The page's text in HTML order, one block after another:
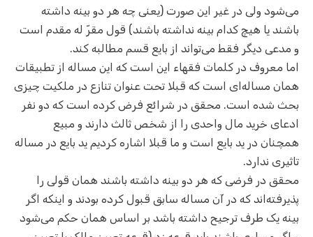
می‌شود ولی در غیر این صورت (یعنی چه هر دو بینه داشته
باشند یا هیچ کدام بینه نداشته باشند) قول مقرّ له مقدم است
و مدعی دیگر فقط می‌تواند از بایع قسم مطالبه کند.
اما معروف در کلمات فقهاء این است که این مساله از تطبیقات
همان مساله‌ای است که قبلا تحت عنوان تنازع در ملکیت چیزی
بحث شده است. محقق در شرائع فرض کرده است که دو نفر
ادعای خرید مال واحدی را از شخص ثالث دارند و مبیع
همچنان در ید بایع است و ما قبلا اشاره کردیم ید بایع در مساله
تاثیری ندارد.
محقق در فرضی که هر دو بینه داشته باشند همان قولی را
پذیرفته‌اند که در آن مساله سابق قبول کرده بودند و اینکه اگر
بینه یک طرف ترجیح داشته باشد بر اساس همان حکم می‌شود